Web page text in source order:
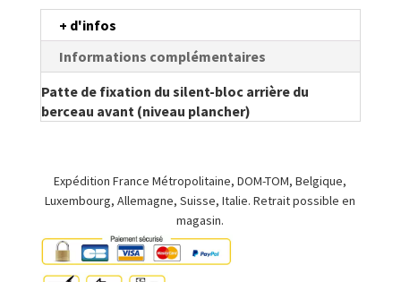
avant
1976/2000
+ d'infos
Informations complémentaires
Patte de fixation du silent-bloc arrière du
berceau avant (niveau plancher)
Expédition France Métropolitaine, DOM-TOM, Belgique,
Luxembourg, Allemagne, Suisse, Italie. Retrait possible en
magasin.